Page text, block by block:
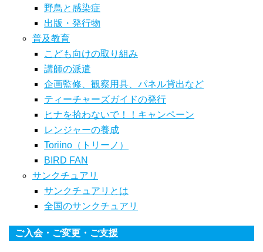
野鳥と感染症
出版・発行物
普及教育
こども向けの取り組み
講師の派遣
企画監修、観察用具、パネル貸出など
ティーチャーズガイドの発行
ヒナを拾わないで！！キャンペーン
レンジャーの養成
Toriino（トリーノ）
BIRD FAN
サンクチュアリ
サンクチュアリとは
全国のサンクチュアリ
ご入会・ご変更・ご支援